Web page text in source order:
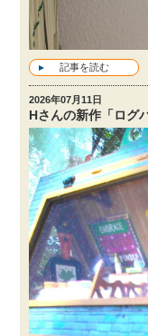
記事を読む
2026年07月11日
Hさんの新作「ログ